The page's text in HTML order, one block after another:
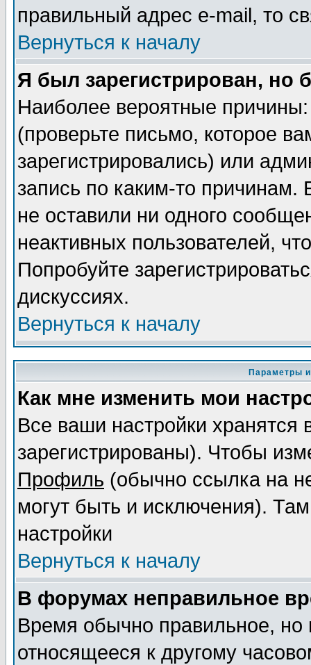
правильный адрес e-mail, то
Вернуться к началу
Я был зарегистрирован, но
Наиболее вероятные
(проверьте письмо, которое
зарегистрировались) или
запись по каким-то
не оставили ни одного
неактивных пользователей,
Попробуйте
дискуссиях.
Вернуться к началу
Параметры
Как мне изменить мои
Все ваши настройки
зарегистрированы). Чтобы
Профиль (обычно ссылка на
могут быть и исключения).
настройки
Вернуться к началу
В форумах неправильное
Время обычно правильное,
относящееся к другому